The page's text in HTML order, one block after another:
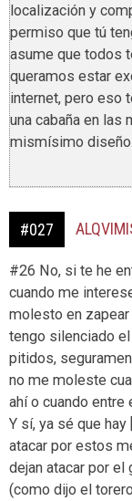
localización y
permiso que tú
asume que todos
queramos estar
internet, pero eso
una cabaña en las
mismísimo
#027
#26 No, si te he
cuando me
molesto en
tengo silenciado
pitidos,
no me moleste
ahí o cuando entre
Y sí, ya sé que
atacar por estos
dejan atacar por
(como dijo el